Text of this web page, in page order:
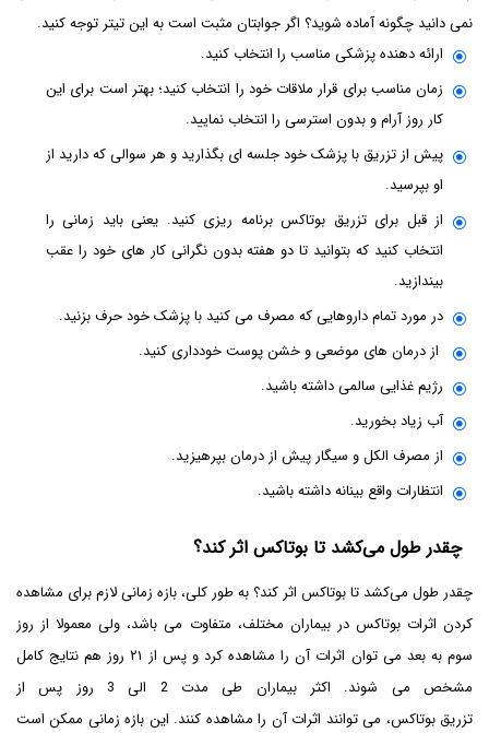
نمی دانید چگونه آماده شوید؟ اگر جوابتان مثبت است به این تیتر توجه کنید.
ارائه دهنده پزشکی مناسب را انتخاب کنید.
زمان مناسب برای قرار ملاقات خود را انتخاب کنید؛ بهتر است برای این
کار روز آرام و بدون استرسی را انتخاب نمایید.
پیش از تزریق با پزشک خود جلسه ای بگذارید و هر سوالی که دارید از
او بپرسید.
از قبل برای تزریق بوتاکس برنامه ریزی کنید. یعنی باید زمانی را
انتخاب کنید که بتوانید تا دو هفته بدون نگرانی کار های خود را عقب
بیندازید.
در مورد تمام داروهایی که مصرف می کنید با پزشک خود حرف بزنید.
از درمان های موضعی و خشن پوست خودداری کنید.
رژیم غذایی سالمی داشته باشید.
آب زیاد بخورید.
از مصرف الکل و سیگار پیش از درمان بپرهیزید.
انتظارات واقع بینانه داشته باشید.
چقدر طول می‌کشد تا بوتاکس اثر کند؟
چقدر طول می‌کشد تا بوتاکس اثر کند؟ به طور کلی، بازه‌ زمانی لازم برای مشاهده‌
کردن اثرات بوتاکس در بیماران مختلف، متفاوت می باشد، ولی معمولا از روز
سوم به بعد می توان اثرات آن را مشاهده کرد و پس از ۲۱ روز هم نتایج کامل
مشخص می‌ شوند. اکثر بیماران طی مدت 2 الی 3 روز پس از
تزریق بوتاکس، می توانند اثرات آن را مشاهده کنند. این بازه‌ زمانی ممکن است